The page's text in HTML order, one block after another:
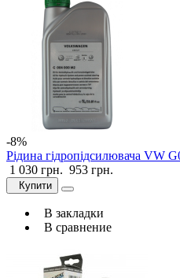
-8%
Рідина гідропідсилювача VW
1 030 грн. 953 грн.
Купити
В закладки
В сравнение